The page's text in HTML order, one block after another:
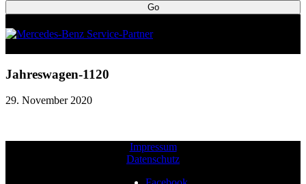
Jahreswagen-1120
29. November 2020
Impressum
Datenschutz